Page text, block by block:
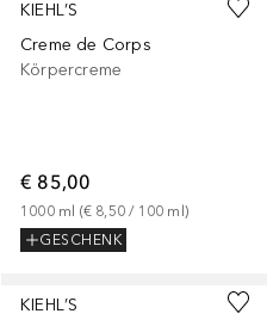
KIEHL’S
Creme de Corps
Körpercreme
€ 85,00
1000 ml (€ 8,50 / 100 ml)
GESCHENK
KIEHL’S